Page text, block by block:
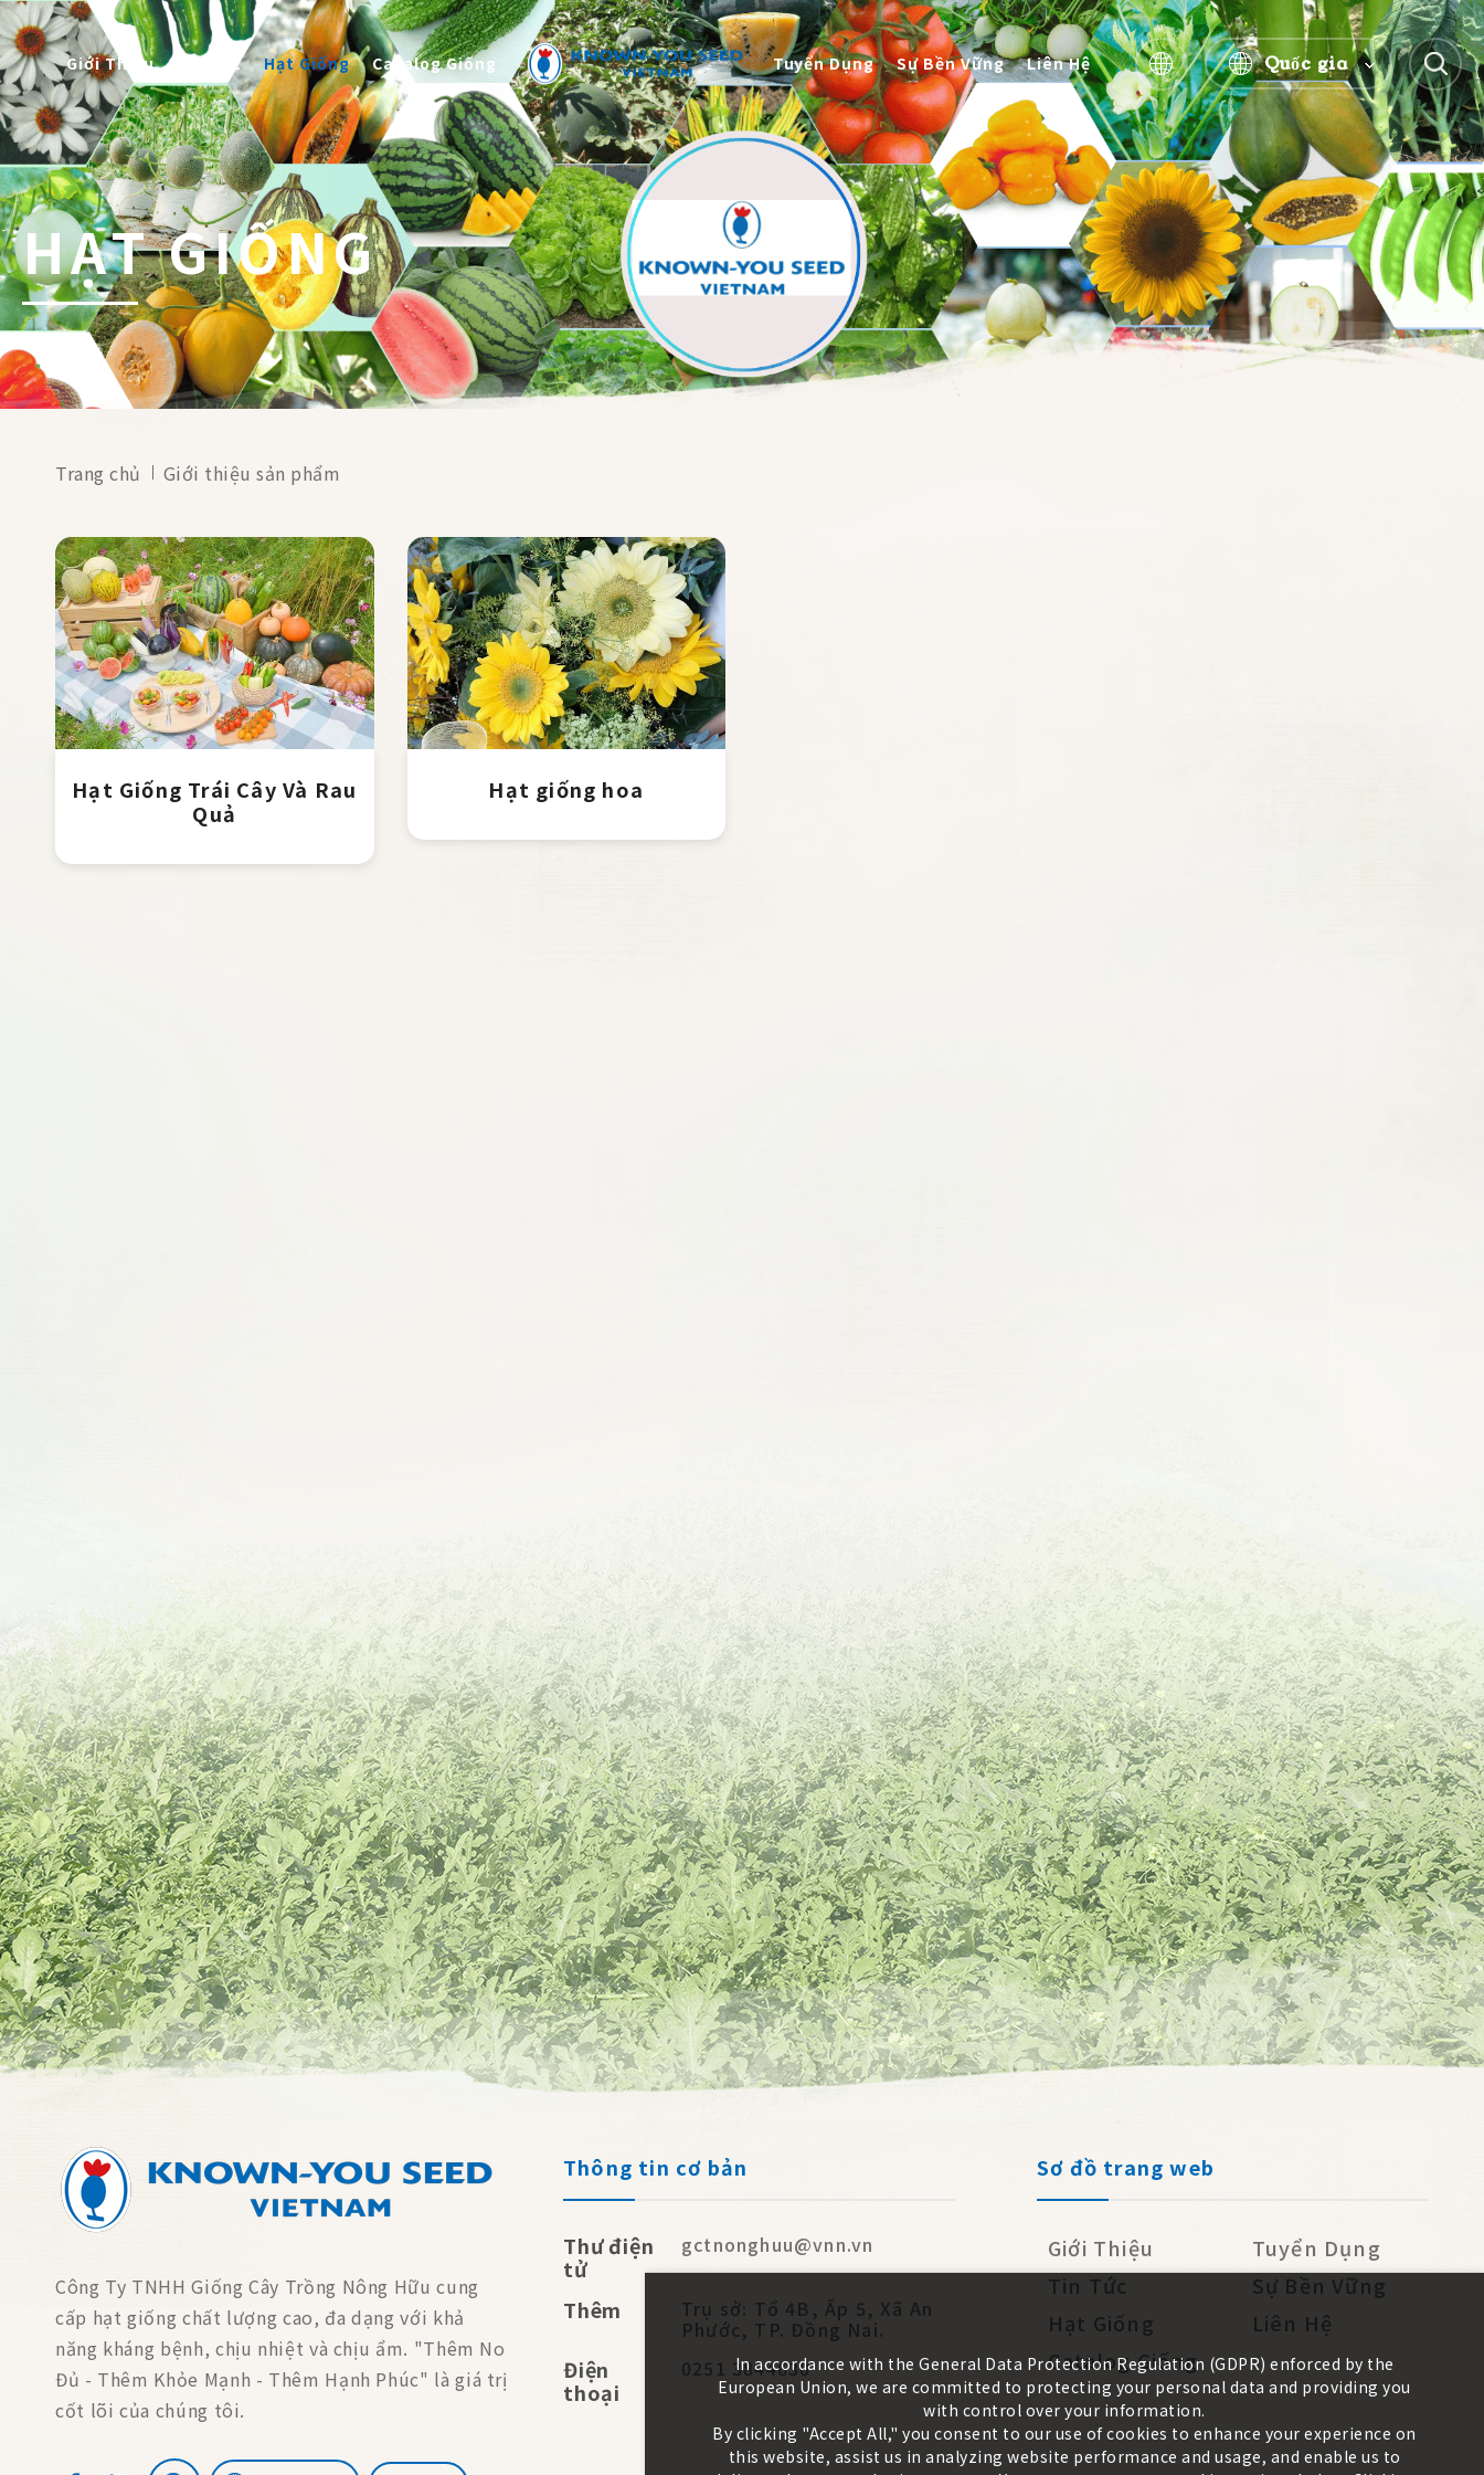
Giới Thiệu Tin Tức Hạt Giống Catalog Giống Tuyển Dụng Sự Bền Vững Liên Hệ Quốc gia
HẠT GIỐNG
Trang chủ Giới thiệu sản phẩm
Hạt Giống Trái Cây Và Rau
Quả
Hạt giống hoa
Công Ty TNHH Giống Cây Trồng Nông Hữu cung
cấp hạt giống chất lượng cao, đa dạng với khả
năng kháng bệnh, chịu nhiệt và chịu ẩm. "Thêm No
Đủ - Thêm Khỏe Mạnh - Thêm Hạnh Phúc" là giá trị
cốt lõi của chúng tôi.
Thông tin cơ bản
Thư điện
tử
gctnonghuu@vnn.vn
Thêm Trụ sở: Tổ 4B, Ấp 5, Xã An
Phước, TP. Đồng Nai.
Điện
thoại
0251 3844630
Sơ đồ trang web
Giới Thiệu
Tin Tức
Hạt Giống
Catalog Giống
Tuyển Dụng
Sự Bền Vững
Liên Hệ
Hạt Giống
Catalog Giống
Tuyển Dụng
Sự Bền Vững
Liên Hệ
中
In accordance with the General Data Protection Regulation (GDPR) enforced by the
European Union, we are committed to protecting your personal data and providing you
with control over your information.
By clicking "Accept All," you consent to our use of cookies to enhance your experience on
this website, assist us in analyzing website performance and usage, and enable us to